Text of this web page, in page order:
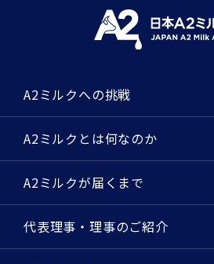
A2ミルクへの挑戦
A2ミルクとは何なのか
A2ミルクが届くまで
代表理事・理事のご紹介